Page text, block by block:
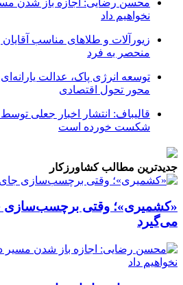
نخواهیم داد
زیورآلات و طلاهای مناسب
منحصر به فرد
توسعه انرژی پاک، عدالت
محور تحول اقتصادی
قالیباف: انتشار اخبار جعلی
شکست خورده است
جدیدترین مطالب کشاورزکار
«کشمیری»؛ وقتی برچسب‌سازی
می‌گیرد